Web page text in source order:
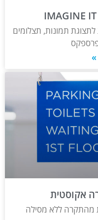
IMAGINE
תמונות, תצלומים
אקוסטית
מהתקרה ללא מסילה